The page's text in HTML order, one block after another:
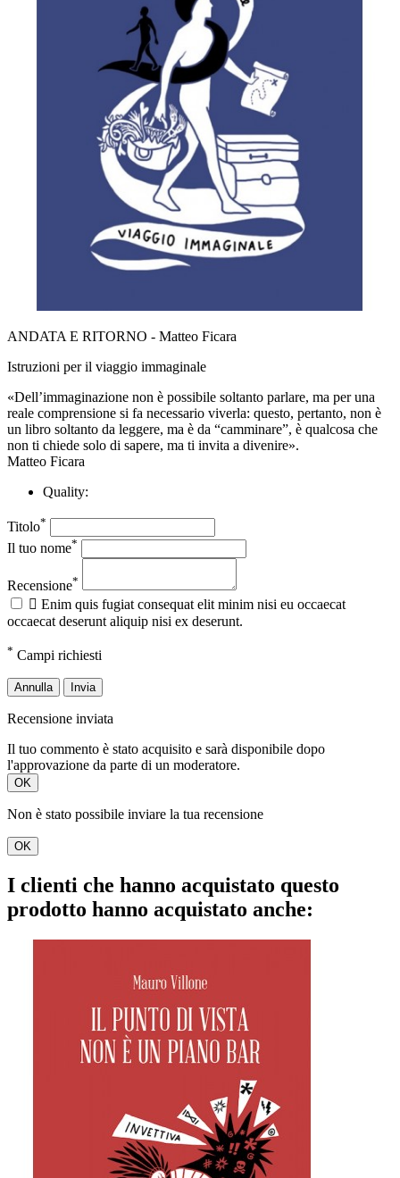
ANDATA E RITORNO - Matteo Ficara
Istruzioni per il viaggio immaginale
«Dell’immaginazione non è possibile soltanto parlare, ma per una
reale comprensione si fa necessario viverla: questo, pertanto, non è
un libro soltanto da leggere, ma è da “camminare”, è qualcosa che
non ti chiede solo di sapere, ma ti invita a divenire».
Matteo Ficara
Quality:
Titolo*
Il tuo nome*
Recensione*
 Enim quis fugiat consequat elit minim nisi eu occaecat
occaecat deserunt aliquip nisi ex deserunt.
* Campi richiesti
Annulla Invia
Recensione inviata
Il tuo commento è stato acquisito e sarà disponibile dopo
l'approvazione da parte di un moderatore.
OK
Non è stato possibile inviare la tua recensione
OK
I clienti che hanno acquistato questo
prodotto hanno acquistato anche: